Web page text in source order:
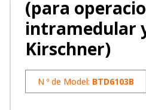
(para
intramedular
Kirschner)
N º de Model: BTD6103B